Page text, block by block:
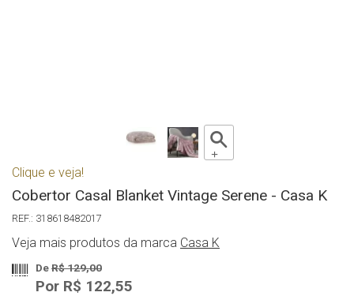
Clique e veja!
Cobertor Casal Blanket Vintage Serene - Casa K
318618482017
Veja mais produtos da marca Casa K
DeR$ 129,00
Por R$ 122,55